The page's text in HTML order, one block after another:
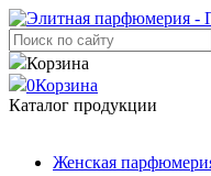
Корзина
0Корзина
Каталог продукции
Женская